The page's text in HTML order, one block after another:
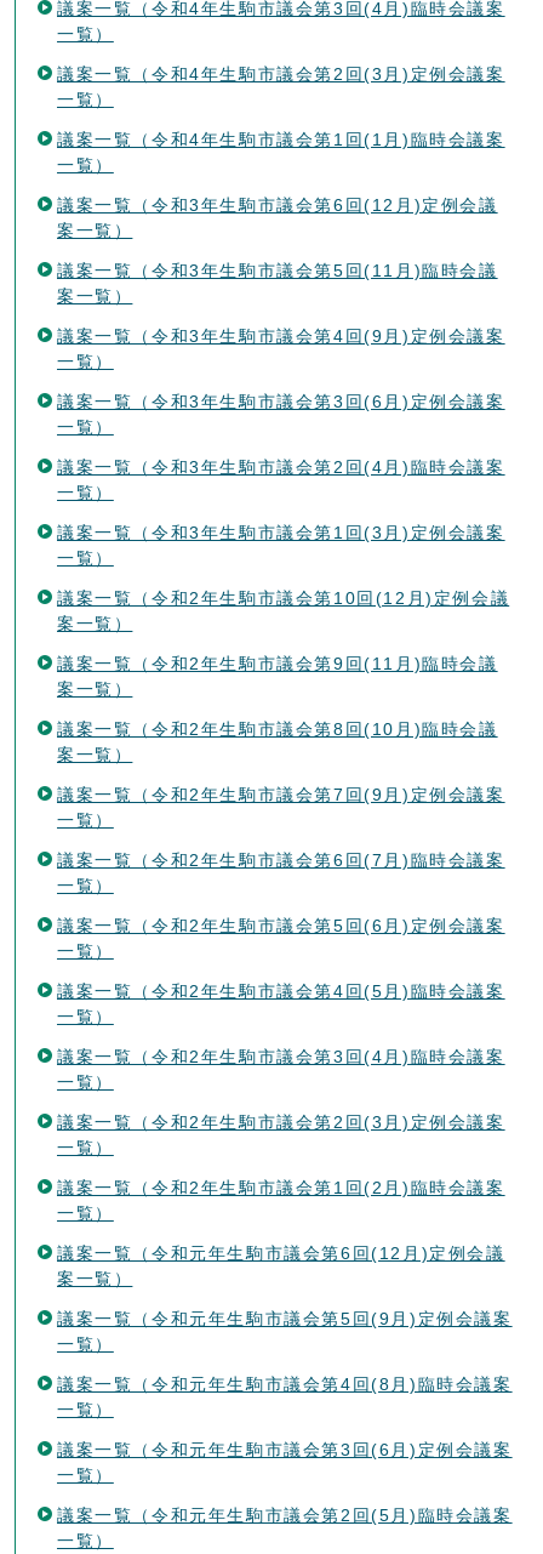
議案一覧（令和4年生駒市議会第3回(4月)臨時会議案
一覧）
議案一覧（令和4年生駒市議会第2回(3月)定例会議案
一覧）
議案一覧（令和4年生駒市議会第1回(1月)臨時会議案
一覧）
議案一覧（令和3年生駒市議会第6回(12月)定例会議
案一覧）
議案一覧（令和3年生駒市議会第5回(11月)臨時会議
案一覧）
議案一覧（令和3年生駒市議会第4回(9月)定例会議案
一覧）
議案一覧（令和3年生駒市議会第3回(6月)定例会議案
一覧）
議案一覧（令和3年生駒市議会第2回(4月)臨時会議案
一覧）
議案一覧（令和3年生駒市議会第1回(3月)定例会議案
一覧）
議案一覧（令和2年生駒市議会第10回(12月)定例会議
案一覧）
議案一覧（令和2年生駒市議会第9回(11月)臨時会議
案一覧）
議案一覧（令和2年生駒市議会第8回(10月)臨時会議
案一覧）
議案一覧（令和2年生駒市議会第7回(9月)定例会議案
一覧）
議案一覧（令和2年生駒市議会第6回(7月)臨時会議案
一覧）
議案一覧（令和2年生駒市議会第5回(6月)定例会議案
一覧）
議案一覧（令和2年生駒市議会第4回(5月)臨時会議案
一覧）
議案一覧（令和2年生駒市議会第3回(4月)臨時会議案
一覧）
議案一覧（令和2年生駒市議会第2回(3月)定例会議案
一覧）
議案一覧（令和2年生駒市議会第1回(2月)臨時会議案
一覧）
議案一覧（令和元年生駒市議会第6回(12月)定例会議
案一覧）
議案一覧（令和元年生駒市議会第5回(9月)定例会議案
一覧）
議案一覧（令和元年生駒市議会第4回(8月)臨時会議案
一覧）
議案一覧（令和元年生駒市議会第3回(6月)定例会議案
一覧）
議案一覧（令和元年生駒市議会第2回(5月)臨時会議案
一覧）